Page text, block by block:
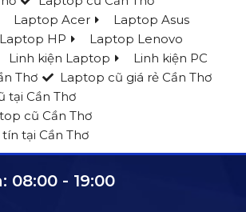
Laptop Acer
Laptop Asus
Laptop HP
Laptop Lenovo
Linh kiện Laptop
Linh kiện PC
Thơ
Laptop cũ giá rẻ Cần Thơ
tại Cần Thơ
cũ Cần Thơ
tại Cần Thơ
08:00 - 19:00